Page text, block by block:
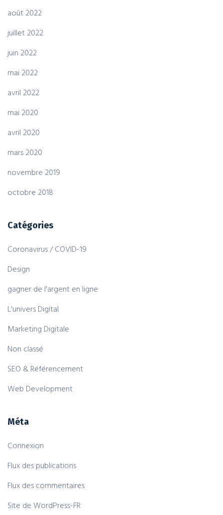
août 2022
juillet 2022
juin 2022
mai 2022
avril 2022
mai 2020
avril 2020
mars 2020
novembre 2019
octobre 2018
Catégories
Coronavirus / COVID-19
Design
gagner de l'argent en ligne
L'univers Digital
Marketing Digitale
Non classé
SEO & Référencement
Web Development
Méta
Connexion
Flux des publications
Flux des commentaires
Site de WordPress-FR